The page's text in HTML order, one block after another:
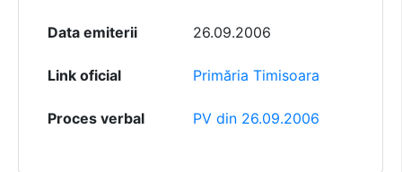
Data emiterii 26.09.2006
Link oficial Primăria Timisoara
Proces verbal PV din 26.09.2006